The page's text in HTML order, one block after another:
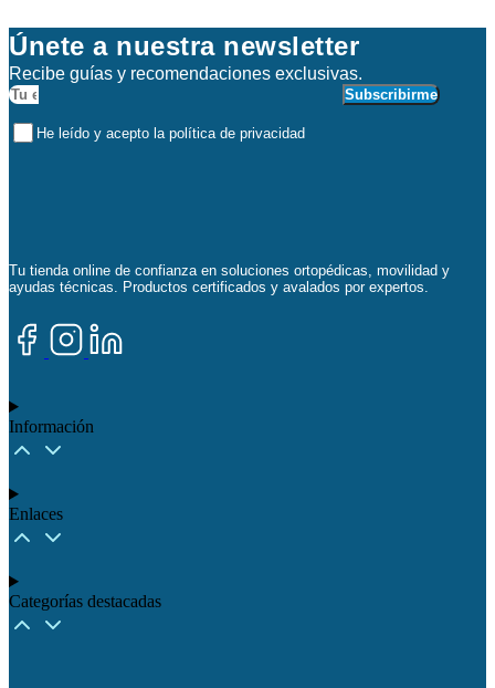
Únete a nuestra newsletter
Recibe guías y recomendaciones exclusivas.
He leído y acepto la política de privacidad
Subscribirme
Tu tienda online de confianza en soluciones ortopédicas, movilidad y
ayudas técnicas. Productos certificados y avalados por expertos.
Información
Enlaces
Categorías destacadas​